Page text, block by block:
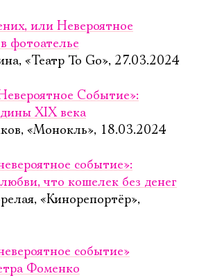
или Невероятное
фотоателье
«Театр To Go», 27.03.2024
Событие»:
XIX века
«Монокль», 18.03.2024
событие»:
что кошелек без денег
«Кинорепортёр»,
событие»
Фоменко